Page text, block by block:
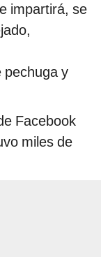
impartirá, se
pechuga y
Facebook
miles de